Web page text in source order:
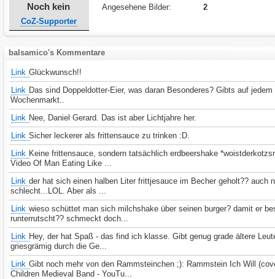
Noch kein
CoZ-Supporter
Angesehene Bilder:
2
balsamico's Kommentare
Link Glückwunsch!!
Link Das sind Doppeldotter-Eier, was daran Besonderes? Gibts auf jedem
Wochenmarkt..
Link Nee, Daniel Gerard. Das ist aber Lichtjahre her.
Link Sicher leckerer als frittensauce zu trinken :D.
Link Keine frittensauce, sondern tatsächlich erdbeershake
Video Of Man Eating Like ...
Link der hat sich einen halben Liter frittjesauce im Becher geholt?? auch
schlecht...LOL. Aber als ...
Link wieso schüttet man sich milchshake über seinen burger? damit er
runterrutscht?? schmeckt doch...
Link Hey, der hat Spaß - das find ich klasse. Gibt genug grade ältere
griesgrämig durch die Ge...
Link Gibt noch mehr von den Rammsteinchen ;): Rammstein Ich Will
Children Medieval Band - YouTu...